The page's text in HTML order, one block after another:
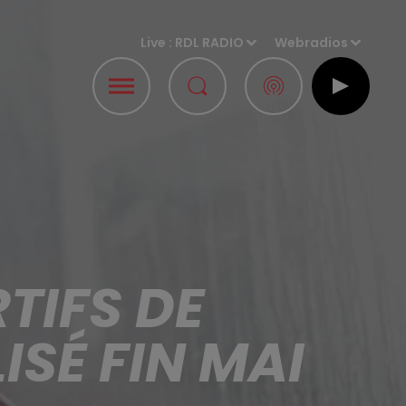
Live : RDL RADIO Webradios
DE
FIN MAI